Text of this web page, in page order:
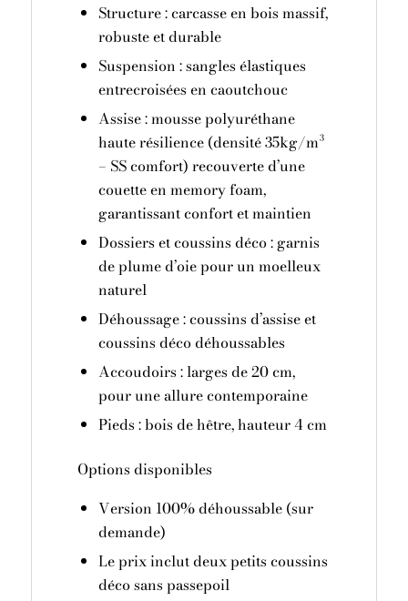
Structure : carcasse en bois massif,
robuste et durable
Suspension : sangles élastiques
entrecroisées en caoutchouc
Assise : mousse polyuréthane
haute résilience (densité 35kg/m³
– SS comfort) recouverte d’une
couette en memory foam,
garantissant confort et maintien
Dossiers et coussins déco : garnis
de plume d’oie pour un moelleux
naturel
Déhoussage : coussins d’assise et
coussins déco déhoussables
Accoudoirs : larges de 20 cm,
pour une allure contemporaine
Pieds : bois de hêtre, hauteur 4 cm
Options disponibles
Version 100% déhoussable (sur
demande)
Le prix inclut deux petits coussins
déco sans passepoil